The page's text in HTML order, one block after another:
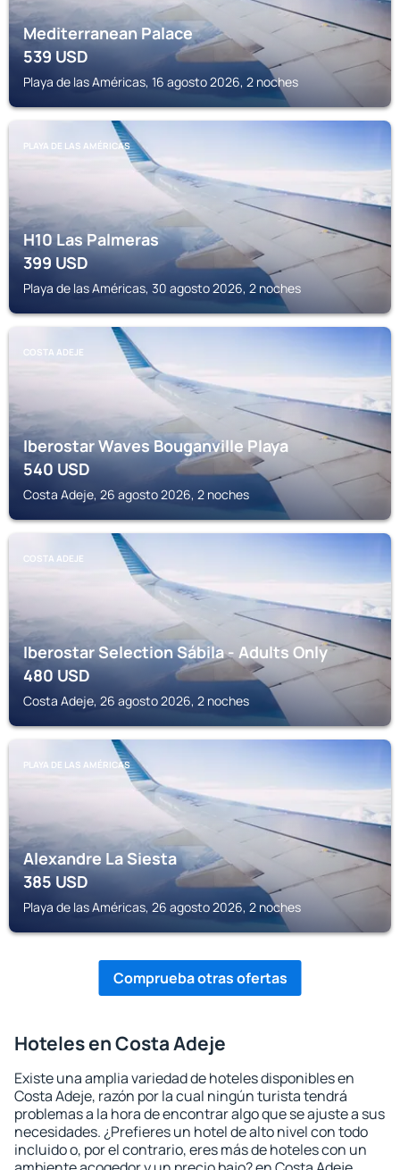
Mediterranean Palace
539USD
Playa de las Américas, 16 agosto 2026, 2 noches
PLAYA DE LAS AMÉRICAS
H10 Las Palmeras
399USD
Playa de las Américas, 30 agosto 2026, 2 noches
COSTA ADEJE
Iberostar Waves Bouganville Playa
540USD
Costa Adeje, 26 agosto 2026, 2 noches
COSTA ADEJE
Iberostar Selection Sábila - Adults Only
480USD
Costa Adeje, 26 agosto 2026, 2 noches
PLAYA DE LAS AMÉRICAS
Alexandre La Siesta
385USD
Playa de las Américas, 26 agosto 2026, 2 noches
Comprueba otras ofertas
Hoteles en Costa Adeje
Existe una amplia variedad de hoteles disponibles en
Costa Adeje, razón por la cual ningún turista tendrá
problemas a la hora de encontrar algo que se ajuste a sus
necesidades. ¿Prefieres un hotel de alto nivel con todo
incluido o, por el contrario, eres más de hoteles con un